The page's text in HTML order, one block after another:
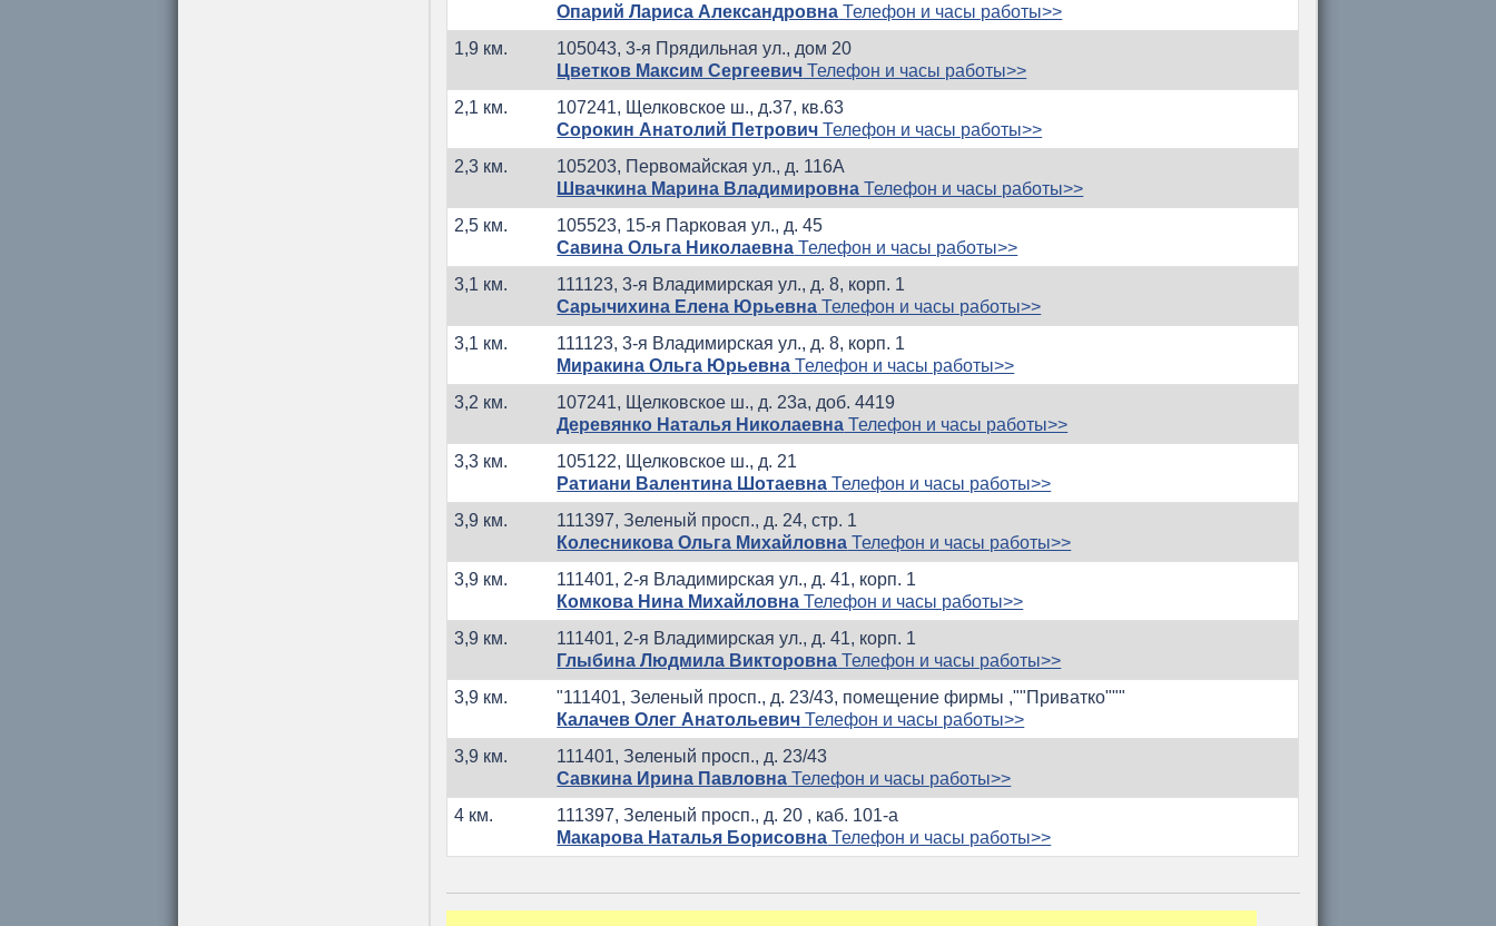
Опарий Лариса Александровна Телефон и часы работы>>
1,9 км.
105043, 3-я Прядильная ул., дом 20
Цветков Максим Сергеевич Телефон и часы работы>>
2,1 км.
107241, Щелковское ш., д.37, кв.63
Сорокин Анатолий Петрович Телефон и часы работы>>
2,3 км.
105203, Первомайская ул., д. 116А
Швачкина Марина Владимировна Телефон и часы работы>>
2,5 км.
105523, 15-я Парковая ул., д. 45
Савина Ольга Николаевна Телефон и часы работы>>
3,1 км.
111123, 3-я Владимирская ул., д. 8, корп. 1
Сарычихина Елена Юрьевна Телефон и часы работы>>
3,1 км.
111123, 3-я Владимирская ул., д. 8, корп. 1
Миракина Ольга Юрьевна Телефон и часы работы>>
3,2 км.
107241, Щелковское ш., д. 23а, доб. 4419
Деревянко Наталья Николаевна Телефон и часы работы>>
3,3 км.
105122, Щелковское ш., д. 21
Ратиани Валентина Шотаевна Телефон и часы работы>>
3,9 км.
111397, Зеленый просп., д. 24, стр. 1
Колесникова Ольга Михайловна Телефон и часы работы>>
3,9 км.
111401, 2-я Владимирская ул., д. 41, корп. 1
Комкова Нина Михайловна Телефон и часы работы>>
3,9 км.
111401, 2-я Владимирская ул., д. 41, корп. 1
Глыбина Людмила Викторовна Телефон и часы работы>>
3,9 км.
"111401, Зеленый просп., д. 23/43, помещение фирмы ,""Приватко"""
Калачев Олег Анатольевич Телефон и часы работы>>
3,9 км.
111401, Зеленый просп., д. 23/43
Савкина Ирина Павловна Телефон и часы работы>>
4 км.
111397, Зеленый просп., д. 20 , каб. 101-а
Макарова Наталья Борисовна Телефон и часы работы>>